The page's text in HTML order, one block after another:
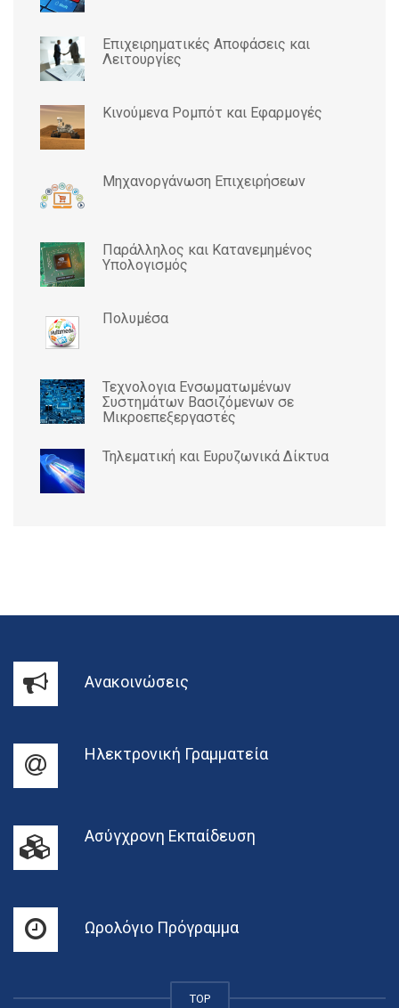
Επιχειρηματικές Αποφάσεις και
Λειτουργίες
Κινούμενα Ρομπότ και Εφαρμογές
Μηχανοργάνωση Επιχειρήσεων
Παράλληλος και Κατανεμημένος
Υπολογισμός
Πολυμέσα
Τεχνολογια Ενσωματωμένων
Συστημάτων Βασιζόμενων σε
Μικροεπεξεργαστές
Τηλεματική και Ευρυζωνικά Δίκτυα
Ανακοινώσεις
Ηλεκτρονική Γραμματεία
Ασύγχρονη Εκπαίδευση
Ωρολόγιο Πρόγραμμα
TOP